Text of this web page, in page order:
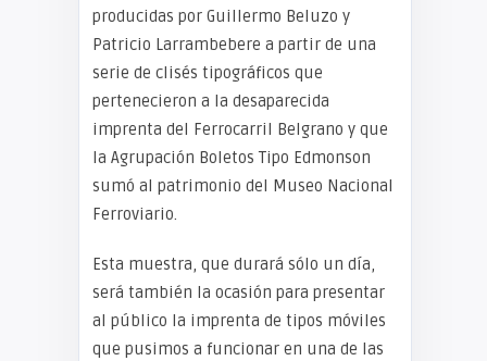
producidas por Guillermo Beluzo y
Patricio Larrambebere a partir de una
serie de clisés tipográficos que
pertenecieron a la desaparecida
imprenta del Ferrocarril Belgrano y que
la Agrupación Boletos Tipo Edmonson
sumó al patrimonio del Museo Nacional
Ferroviario.
Esta muestra, que durará sólo un día,
será también la ocasión para presentar
al público la imprenta de tipos móviles
que pusimos a funcionar en una de las